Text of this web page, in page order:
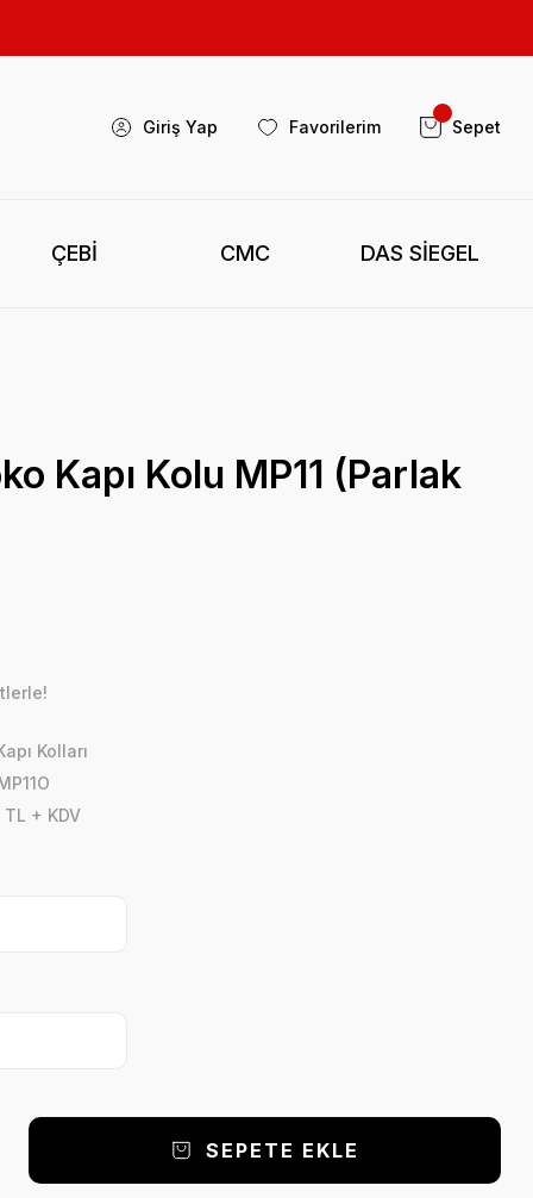
Giriş Yap Favorilerim Sepet
ÇEBİ CMC DAS SİEGEL
Kapı Kolu MP11 (Parlak
Kolları
+ KDV
SEPETE EKLE